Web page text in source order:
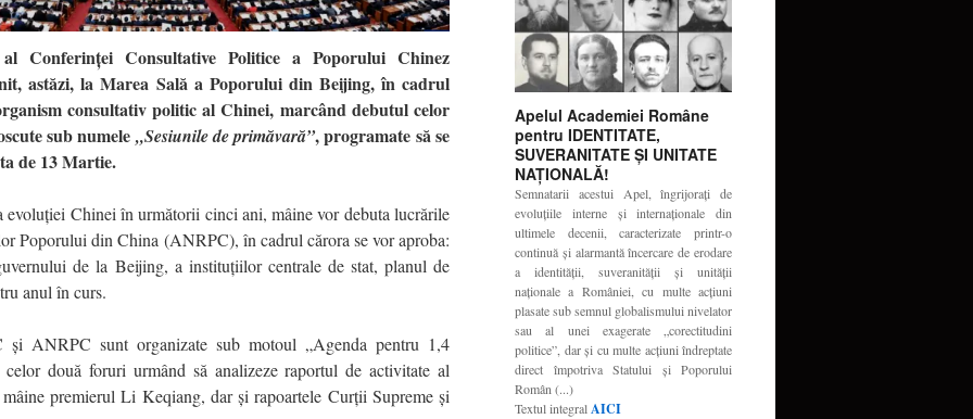
Conferinței Consultative Politice a Poporului Chinez
astăzi, la Marea Sală a Poporului din Beijing, în cadrul
consultativ politic al Chinei, marcând debutul celor
sub numele „Sesiunile de primăvară”, programate să se
de 13 Martie.
evoluției Chinei în următorii cinci ani, mâine vor debuta lucrările
Poporului din China (ANRPC), în cadrul cărora se vor aproba:
de la Beijing, a instituțiilor centrale de stat, planul de
anul în curs.
și ANRPC sunt organizate sub motoul „Agenda pentru 1,4
două foruri urmând să analizeze raportul de activitate al
premierul Li Keqiang, dar și rapoartele Curții Supreme și
Apelul Academiei Române
pentru IDENTITATE,
SUVERANITATE ŞI UNITATE
NAŢIONALĂ!
Semnatarii acestui Apel, îngrijoraţi de
evoluţiile interne şi internaţionale din
ultimele decenii, caracterizate printr-o
continuă şi alarmantă încercare de erodare
a identităţii, suveranităţii şi unităţii
naţionale a României, cu multe acţiuni
plasate sub semnul globalismului nivelator
sau al unei exagerate „corectitudini
politice”, dar şi cu multe acţiuni îndreptate
direct împotriva Statului şi Poporului
Român (...)
Textul integralAICI